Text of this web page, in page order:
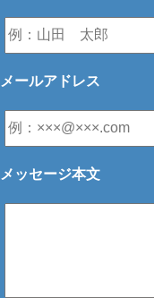
メールアドレス
メッセージ本文